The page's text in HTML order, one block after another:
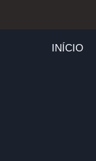
INÍCIO